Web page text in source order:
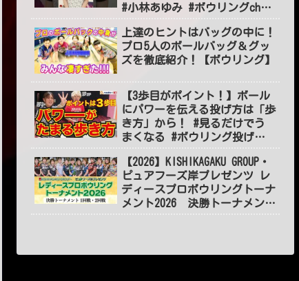
#小林あゆみ #ボウリングch
#short
上達のヒントはバッグの中に！
プロ5人のボールバッグ＆グッ
ズを徹底紹介！【ボウリング】
【3歩目がポイント！】ボール
にパワーを伝える投げ方は「歩
き方」から！ #見るだけでう
まくなる #ボウリング投げ方
【2026】KISHIKAGAKU GROUP・
ピュアフーズ岸プレゼンツ レ
ディースプロボウリングトーナ
メント2026 決勝トーナメント